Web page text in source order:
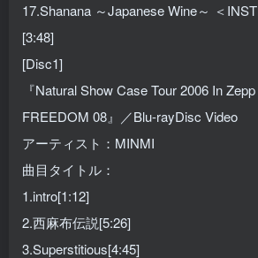
17.Shanana ～Japanese Wine～ ＜
[3:48]
[Disc1]
『Natural Show Case Tour 2006 In
FREEDOM 08』／Blu-rayDisc Video
アーティスト：MINMI
曲目タイトル：
1.intro[1:12]
2.西麻布伝説[5:26]
3.Superstitious[4:45]